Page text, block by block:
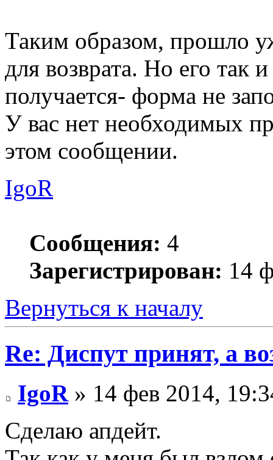
Таким образом, прошло
для возврата. Но его так
получается- форма не
У вас нет необходимых
этом сообщении.
IgoR
Сообщения: 4
Зарегистрирован: 14
Вернуться к началу
Re: Диспут принят, а
IgoR » 14 фев 2014,
Сделаю апдейт.